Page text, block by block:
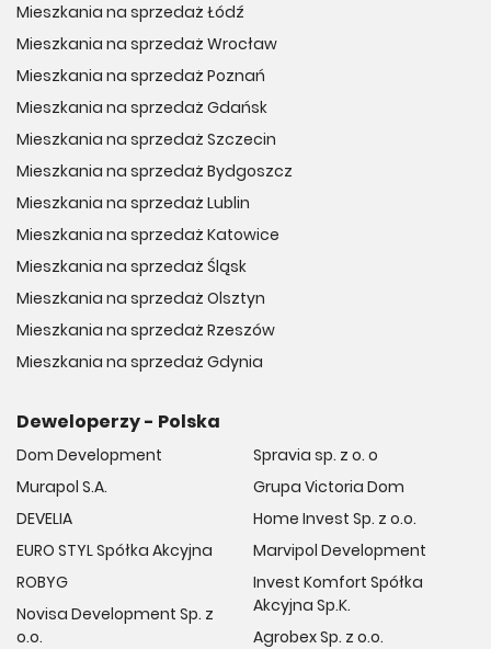
Mieszkania na sprzedaż Łódź
Mieszkania na sprzedaż Wrocław
Mieszkania na sprzedaż Poznań
Mieszkania na sprzedaż Gdańsk
Mieszkania na sprzedaż Szczecin
Mieszkania na sprzedaż Bydgoszcz
Mieszkania na sprzedaż Lublin
Mieszkania na sprzedaż Katowice
Mieszkania na sprzedaż Śląsk
Mieszkania na sprzedaż Olsztyn
Mieszkania na sprzedaż Rzeszów
Mieszkania na sprzedaż Gdynia
Deweloperzy - Polska
Dom Development
Murapol S.A.
DEVELIA
EURO STYL Spółka Akcyjna
ROBYG
Novisa Development Sp. z
o.o.
Spravia sp. z o. o
Grupa Victoria Dom
Home Invest Sp. z o.o.
Marvipol Development
Invest Komfort Spółka
Akcyjna Sp.K.
Agrobex Sp. z o.o.